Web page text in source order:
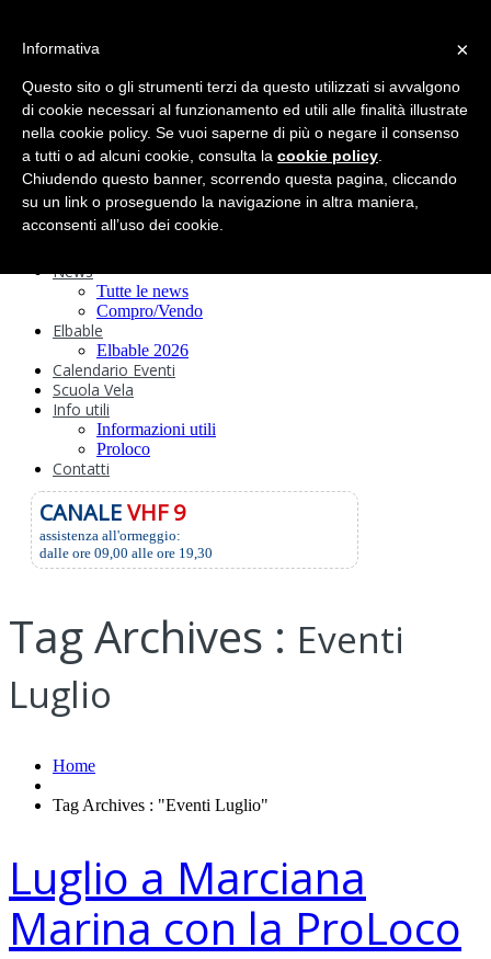
Circolo
Statuto e
Regolamenti
Storia
Ormeggi
Sede e Servizi
Attività
Safeguarding
News
Tutte le news
Compro/Vendo
Elbable
Elbable 2026
Calendario Eventi
Scuola Vela
Info utili
Informazioni utili
Proloco
Contatti
CANALEVHF 9
assistenza all'ormeggio:
dalle ore 09,00 alle ore 19,30
Tag Archives : Eventi
Luglio
Home
Tag Archives : "Eventi Luglio"
Luglio a Marciana
Marina con la ProLoco
×
Informativa
Questo sito o gli strumenti terzi da questo utilizzati si avvalgono
di cookie necessari al funzionamento ed utili alle finalità illustrate
nella cookie policy. Se vuoi saperne di più o negare il consenso
a tutti o ad alcuni cookie, consulta la cookie policy
Chiudendo questo banner, scorrendo questa pagina, cliccando
su un link o proseguendo la navigazione in altra maniera,
acconsenti all’uso dei cookie.